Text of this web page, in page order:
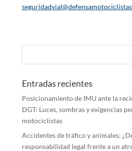
Entradas recientes
Posicionamiento de IMU ante la
DGT: Luces, sombras y exigencias
motociclistas
Accidentes de tráfico y animales:
responsabilidad legal frente a un